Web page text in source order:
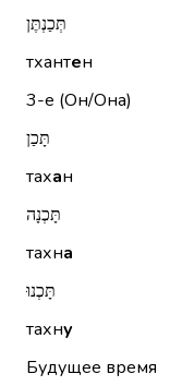
תְּכַנְתֶּן
тхантен
3-е (Он/Она)
תָּכַן
тахан
תָּכְנָה
тахна
תָּכְנוּ
тахну
Будущее время